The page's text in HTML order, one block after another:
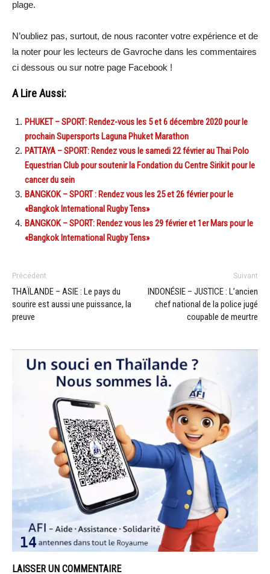
plage.
N’oubliez pas, surtout, de nous raconter votre expérience et de
la noter pour les lecteurs de Gavroche dans les commentaires
ci dessous ou sur notre page Facebook !
A Lire Aussi:
PHUKET – SPORT: Rendez-vous les 5 et 6 décembre 2020 pour le
prochain Supersports Laguna Phuket Marathon
PATTAYA – SPORT: Rendez vous le samedi 22 février au Thai Polo
Equestrian Club pour soutenir la Fondation du Centre Sirikit pour le
cancer du sein
BANGKOK – SPORT : Rendez vous les 25 et 26 février pour le
«Bangkok International Rugby Tens»
BANGKOK – SPORT: Rendez vous les 29 février et 1er Mars pour le
«Bangkok International Rugby Tens»
Précédent
THAÏLANDE – ASIE : Le pays du
sourire est aussi une puissance, la
preuve
Suivant
INDONÉSIE – JUSTICE : L’ancien
chef national de la police jugé
coupable de meurtre
LAISSER UN COMMENTAIRE